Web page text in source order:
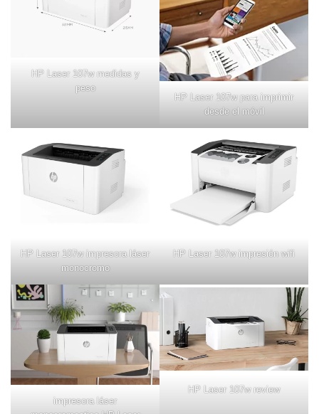
HP Laser 107w medidas y
peso
HP Laser 107w para imprimir
desde el móvil
HP Laser 107w impresora láser
monocromo
HP Laser 107w impresión wifi
impresora láser
HP Laser 107w review